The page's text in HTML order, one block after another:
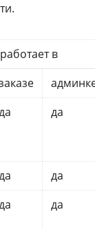
в
да
да
да